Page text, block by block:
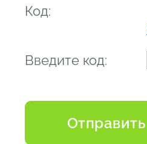
Код:
Введите код: